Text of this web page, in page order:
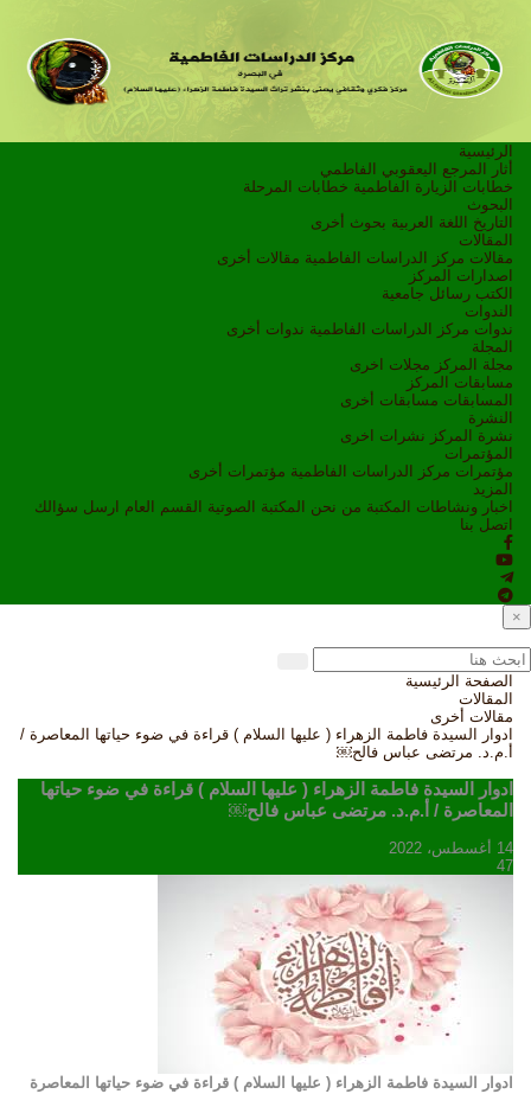
الرئيسية
أثار المرجع اليعقوبي الفاطمي
خطابات الزيارة الفاطمية خطابات المرحلة
البحوث
التاريخ
اللغة العربية بحوث أخرى
المقالات
مقالات مركز الدراسات الفاطمية مقالات أخرى
اصدارات المركز
الكتب رسائل جامعية
الندوات
ندوات مركز الدراسات الفاطمية ندوات أخرى
المجلة
مجلة المركز مجلات اخرى
مسابقات المركز
المسابقات مسابقات أخرى
النشرة
نشرة المركز نشرات اخرى
المؤتمرات
مؤتمرات مركز الدراسات الفاطمية مؤتمرات أخرى
المزيد
اخبار ونشاطات
المكتبة من نحن المكتبة الصوتية القسم العام ارسل سؤالك
اتصل بنا
×
الصفحة الرئيسية
المقالات
مقالات أخرى
ادوار السيدة فاطمة الزهراء ( عليها السلام ) قراءة في ضوء حياتها المعاصرة /
أ.م.د. مرتضى عباس فالح￼
ادوار السيدة فاطمة الزهراء ( عليها السلام ) قراءة في ضوء حياتها
المعاصرة / أ.م.د. مرتضى عباس فالح￼
14 أغسطس، 2022
47
ادوار السيدة فاطمة الزهراء ( عليها السلام ) قراءة في ضوء حياتها المعاصرة